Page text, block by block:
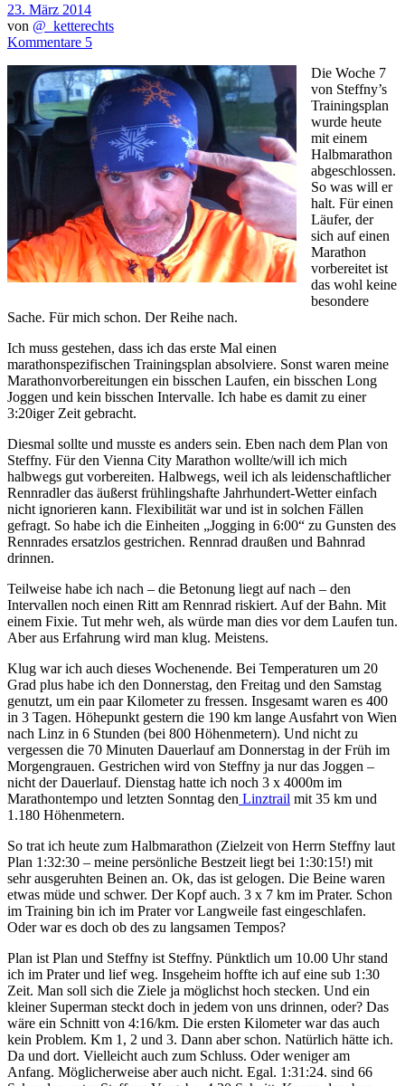
23. März 2014
von @_ketterechts
Kommentare 5
Die Woche 7
von Steffny’s
Trainingsplan
wurde heute
mit einem
Halbmarathon
abgeschlossen.
So was will er
halt. Für einen
Läufer, der
sich auf einen
Marathon
vorbereitet ist
das wohl keine
besondere
Sache. Für mich schon. Der Reihe nach.
Ich muss gestehen, dass ich das erste Mal einen
marathonspezifischen Trainingsplan absolviere. Sonst waren meine
Marathonvorbereitungen ein bisschen Laufen, ein bisschen Long
Joggen und kein bisschen Intervalle. Ich habe es damit zu einer
3:20iger Zeit gebracht.
Diesmal sollte und musste es anders sein. Eben nach dem Plan von
Steffny. Für den Vienna City Marathon wollte/will ich mich
halbwegs gut vorbereiten. Halbwegs, weil ich als leidenschaftlicher
Rennradler das äußerst frühlingshafte Jahrhundert-Wetter einfach
nicht ignorieren kann. Flexibilität war und ist in solchen Fällen
gefragt. So habe ich die Einheiten „Jogging in 6:00“ zu Gunsten des
Rennrades ersatzlos gestrichen. Rennrad draußen und Bahnrad
drinnen.
Teilweise habe ich nach – die Betonung liegt auf nach – den
Intervallen noch einen Ritt am Rennrad riskiert. Auf der Bahn. Mit
einem Fixie. Tut mehr weh, als würde man dies vor dem Laufen tun.
Aber aus Erfahrung wird man klug. Meistens.
Klug war ich auch dieses Wochenende. Bei Temperaturen um 20
Grad plus habe ich den Donnerstag, den Freitag und den Samstag
genutzt, um ein paar Kilometer zu fressen. Insgesamt waren es 400
in 3 Tagen. Höhepunkt gestern die 190 km lange Ausfahrt von Wien
nach Linz in 6 Stunden (bei 800 Höhenmetern). Und nicht zu
vergessen die 70 Minuten Dauerlauf am Donnerstag in der Früh im
Morgengrauen. Gestrichen wird von Steffny ja nur das Joggen –
nicht der Dauerlauf. Dienstag hatte ich noch 3 x 4000m im
Marathontempo und letzten Sonntag den Linztrail mit 35 km und
1.180 Höhenmetern.
So trat ich heute zum Halbmarathon (Zielzeit von Herrn Steffny laut
Plan 1:32:30 – meine persönliche Bestzeit liegt bei 1:30:15!) mit
sehr ausgeruhten Beinen an. Ok, das ist gelogen. Die Beine waren
etwas müde und schwer. Der Kopf auch. 3 x 7 km im Prater. Schon
im Training bin ich im Prater vor Langweile fast eingeschlafen.
Oder war es doch ob des zu langsamen Tempos?
Plan ist Plan und Steffny ist Steffny. Pünktlich um 10.00 Uhr stand
ich im Prater und lief weg. Insgeheim hoffte ich auf eine sub 1:30
Zeit. Man soll sich die Ziele ja möglichst hoch stecken. Und ein
kleiner Superman steckt doch in jedem von uns drinnen, oder? Das
wäre ein Schnitt von 4:16/km. Die ersten Kilometer war das auch
kein Problem. Km 1, 2 und 3. Dann aber schon. Natürlich hätte ich.
Da und dort. Vielleicht auch zum Schluss. Oder weniger am
Anfang. Möglicherweise aber auch nicht. Egal. 1:31:24. sind 66